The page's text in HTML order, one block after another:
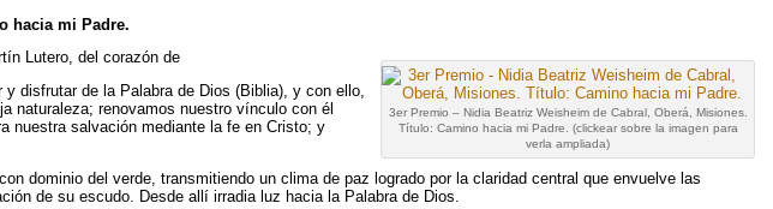
hacia mi Padre.
3er Premio – Nidia Beatriz Weisheim de Cabral, Oberá, Misiones.
Título: Camino hacia mi Padre. (clickear sobre la imagen para
verla ampliada)
Lutero, del corazón de
disfrutar de la Palabra de Dios (Biblia), y con ello,
naturaleza; renovamos nuestro vínculo con él
nuestra salvación mediante la fe en Cristo; y
dominio del verde, transmitiendo un clima de paz logrado por la claridad central que envuelve las
de su escudo. Desde allí irradia luz hacia la Palabra de Dios.